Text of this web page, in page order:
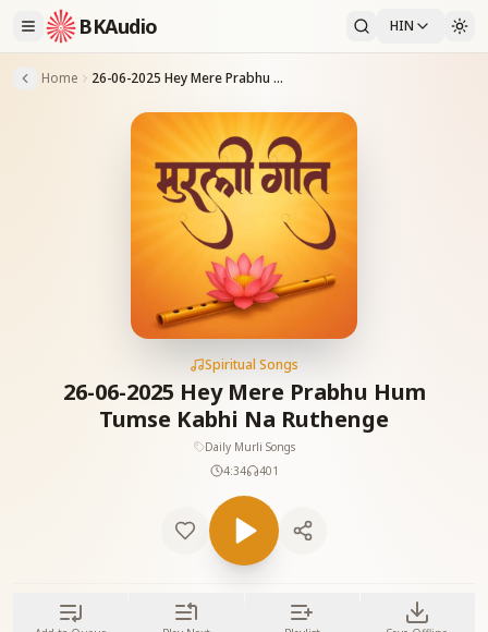
BKAudio HIN
Home 26-06-2025 Hey Mere Prabhu Hum Tumse Kabhi Na Ruthenge
Spiritual Songs
26-06-2025 Hey Mere Prabhu Hum
Tumse Kabhi Na Ruthenge
Daily Murli Songs
4:34
401